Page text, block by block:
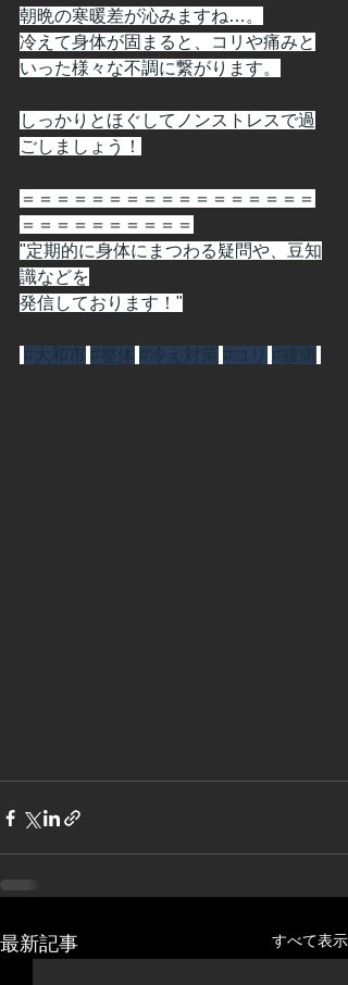
朝晩の寒暖差が沁みますね…。
冷えて身体が固まると、コリや痛みと
いった様々な不調に繋がります。
しっかりとほぐしてノンストレスで過
ごしましょう！
＝＝＝＝＝＝＝＝＝＝＝＝＝＝＝＝＝
＝＝＝＝＝＝＝＝＝＝
"定期的に身体にまつわる疑問や、豆知
識などを
発信しております！"
#大和市 #整体 #冷え対策 #コリ #腰痛
最新記事 すべて表示